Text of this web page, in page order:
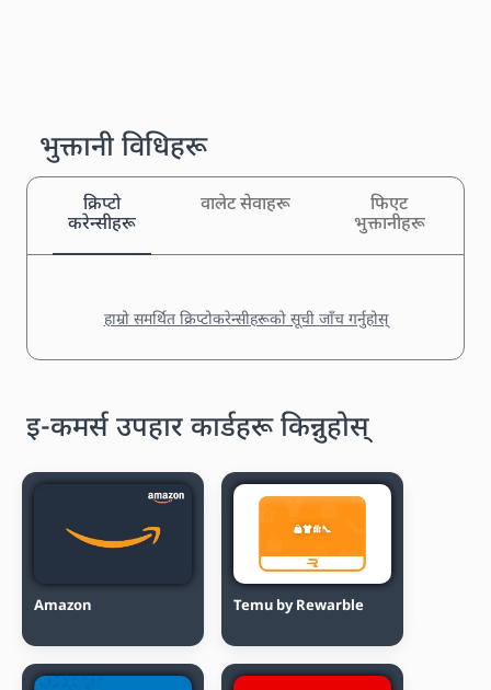
भुक्तानी विधिहरू
क्रिप्टो
करेन्सीहरू
वालेट सेवाहरू
फिएट
भुक्तानीहरू
हाम्रो समर्थित क्रिप्टोकरेन्सीहरूको सूची जाँच गर्नुहोस्
इ-कमर्स उपहार कार्डहरू किन्नुहोस्
Amazon Temu by Rewarble